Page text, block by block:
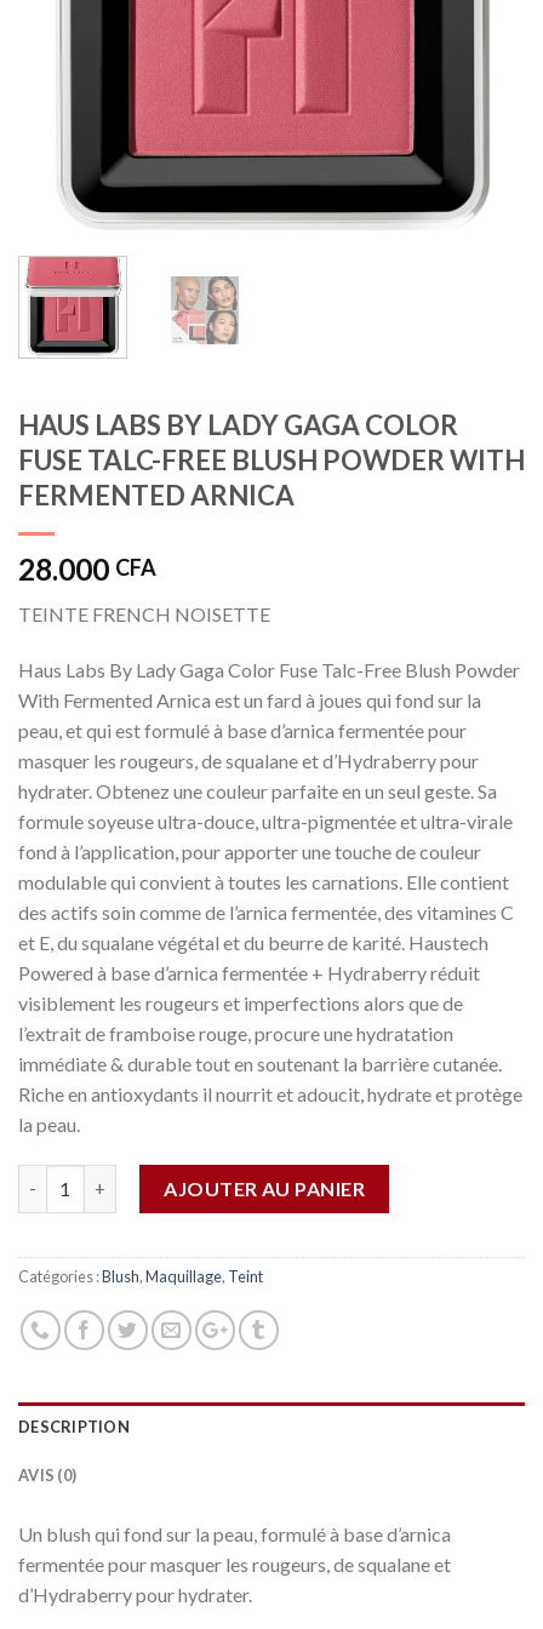
HAUS LABS BY LADY GAGA COLOR
FUSE TALC-FREE BLUSH POWDER WITH
FERMENTED ARNICA
28.000 CFA
TEINTE FRENCH NOISETTE
Haus Labs By Lady Gaga Color Fuse Talc-Free Blush Powder
With Fermented Arnica est un fard à joues qui fond sur la
peau, et qui est formulé à base d’arnica fermentée pour
masquer les rougeurs, de squalane et d’Hydraberry pour
hydrater. Obtenez une couleur parfaite en un seul geste. Sa
formule soyeuse ultra-douce, ultra-pigmentée et ultra-virale
fond à l’application, pour apporter une touche de couleur
modulable qui convient à toutes les carnations. Elle contient
des actifs soin comme de l’arnica fermentée, des vitamines C
et E, du squalane végétal et du beurre de karité. Haustech
Powered à base d’arnica fermentée + Hydraberry réduit
visiblement les rougeurs et imperfections alors que de
l’extrait de framboise rouge, procure une hydratation
immédiate & durable tout en soutenant la barrière cutanée.
Riche en antioxydants il nourrit et adoucit, hydrate et protège
la peau.
AJOUTER AU PANIER
Catégories :Blush,Maquillage, Teint
DESCRIPTION
AVIS (0)
Un blush qui fond sur la peau, formulé à base d’arnica
fermentée pour masquer les rougeurs, de squalane et
d’Hydraberry pour hydrater.